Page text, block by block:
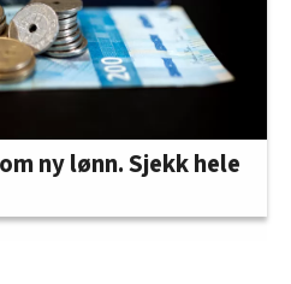
ny lønn. Sjekk hele